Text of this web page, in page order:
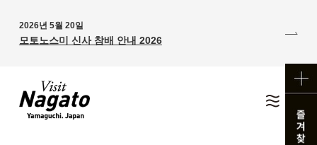
2026년 5월 20일
모토노스미 신사 참배 안내 2026